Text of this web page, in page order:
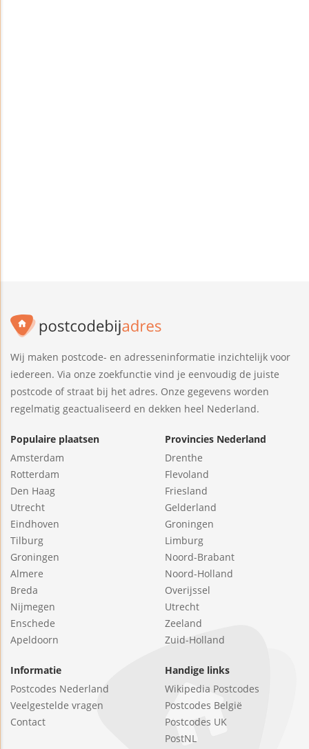
Wij maken postcode- en adresseninformatie inzichtelijk voor
iedereen. Via onze zoekfunctie vind je eenvoudig de juiste
postcode of straat bij het adres. Onze gegevens worden
regelmatig geactualiseerd en dekken heel Nederland.
Populaire plaatsen
Amsterdam
Rotterdam
Den Haag
Utrecht
Eindhoven
Tilburg
Groningen
Almere
Breda
Nijmegen
Enschede
Apeldoorn
Provincies Nederland
Drenthe
Flevoland
Friesland
Gelderland
Groningen
Limburg
Noord-Brabant
Noord-Holland
Overijssel
Utrecht
Zeeland
Zuid-Holland
Informatie
Postcodes Nederland
Veelgestelde vragen
Contact
Handige links
Wikipedia Postcodes
Postcodes België
Postcodes UK
PostNL